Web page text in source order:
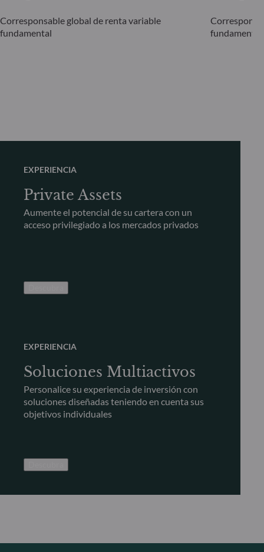
Corresponsable global de renta variable
fundamental
fundamental
EXPERIENCIA
Private Assets
Aumente el potencial de su cartera con un
acceso privilegiado a los mercados privados
EXPERIENCIA
Soluciones Multiactivos
Personalice su experiencia de inversión con
soluciones diseñadas teniendo en cuenta sus
objetivos individuales